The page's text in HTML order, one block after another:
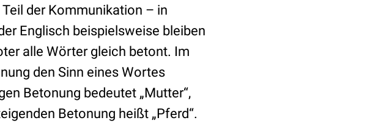
der Kommunikation – in
Englisch beispielsweise bleiben
alle Wörter gleich betont. Im
den Sinn eines Wortes
Betonung bedeutet „Mutter“,
Betonung heißt „Pferd“.